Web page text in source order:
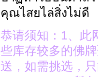
คุณไสยไล่สิ่งไม่ดี
恭请须知：1、此
些库存较多的佛
送，如需挑选，